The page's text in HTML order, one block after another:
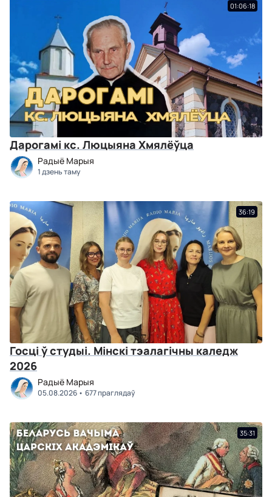
01:06:18
Дарогамі кс. Люцыяна Хмялёўца
Радыё Марыя
1 дзень таму
36:19
Госці ў студыі. Мінскі тэалагічны каледж
2026
Радыё Марыя
05.08.2026 677 праглядаў
35:31